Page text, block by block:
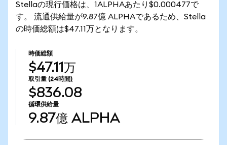
Stellaの現行価格は、1ALPHAあたり$0.000477で
す。 流通供給量が9.87億 ALPHAであるため、Stella
の時価総額は$47.11万となります。
時価総額
$47.11万
取引量 (24時間)
$836.08
循環供給量
9.87億 ALPHA